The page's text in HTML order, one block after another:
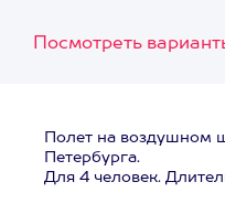
Посмотреть
Полет на воздушном
Петербурга.
Для 4 человек.